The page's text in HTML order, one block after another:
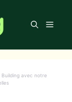
Menu
Building avec notre